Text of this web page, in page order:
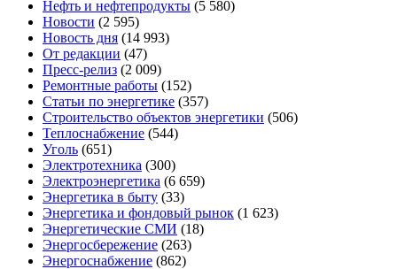
Нефть и нефтепродукты (5 580)
Новости (2 595)
Новость дня (14 993)
От редакции (47)
Пресс-релиз (2 009)
Ремонтные работы (152)
Статьи по энергетике (357)
Строительство объектов энергетики (506)
Теплоснабжение (544)
Уголь (651)
Электротехника (300)
Электроэнергетика (6 659)
Энергетика в быту (33)
Энергетика и фондовый рынок (1 623)
Энергетические СМИ (18)
Энергосбережение (263)
Энергоснабжение (862)